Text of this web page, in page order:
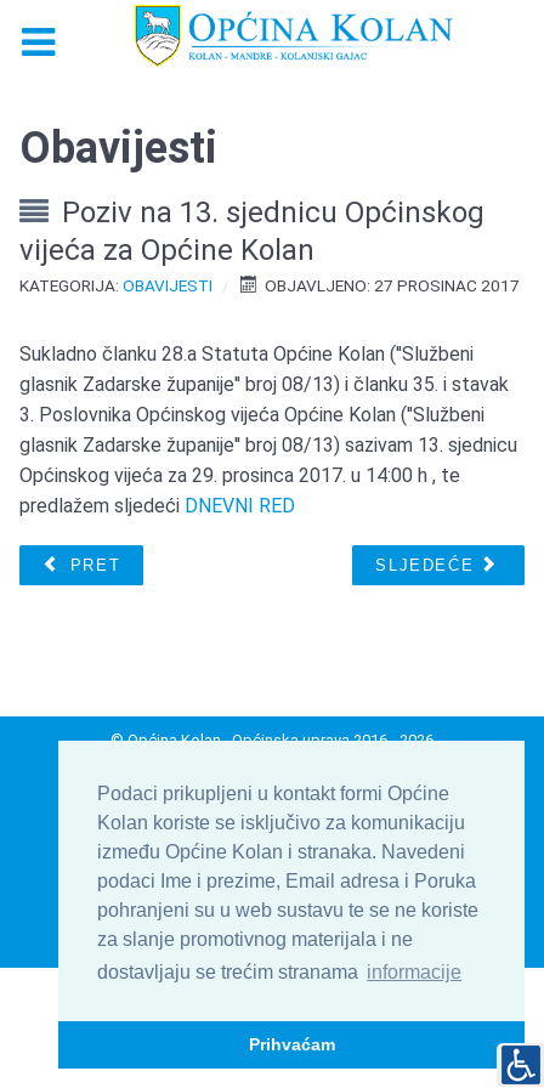
Podaci prikupljeni u kontakt formi Općine
Kolan koriste se isključivo za komunikaciju
između Općine Kolan i stranaka. Navedeni
podaci Ime i prezime, Email adresa i Poruka
pohranjeni su u web sustavu te se ne koriste
za slanje promotivnog materijala i ne
dostavljaju se trećim stranama informacije
Prihvaćam
Obavijesti
Poziv na 13. sjednicu Općinskog
vijeća za Općine Kolan
KATEGORIJA:OBAVIJESTI OBJAVLJENO: 27 PROSINAC 2017
Sukladno članku 28.a Statuta Općine Kolan (''Službeni
glasnik Zadarske županije'' broj 08/13) i članku 35. i stavak
3. Poslovnika Općinskog vijeća Općine Kolan (''Službeni
glasnik Zadarske županije'' broj 08/13) sazivam 13. sjednicu
Općinskog vijeća za 29. prosinca 2017. u 14:00 h , te
predlažem sljedeći DNEVNI RED
PRET SLJEDEĆE
© Općina Kolan , Općinska uprava 2016 - 2026
| Uvjeti korištenja | Kontakt
| Formular
| Impressum
Na vrh